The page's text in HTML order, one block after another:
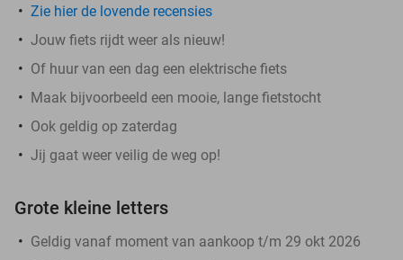
Zie hier de lovende recensies
Jouw fiets rijdt weer als nieuw!
Of huur van een dag een elektrische fiets
Maak bijvoorbeeld een mooie, lange fietstocht
Ook geldig op zaterdag
Jij gaat weer veilig de weg op!
Grote kleine letters
Geldig vanaf moment van aankoop t/m 29 okt 2026